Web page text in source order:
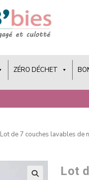
ZÉRO DÉCHET
Lot de 7 couches lavables de
Lot